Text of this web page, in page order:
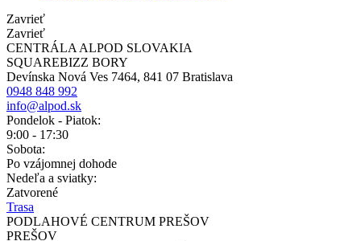
Zavrieť
Zavrieť
CENTRÁLA ALPOD SLOVAKIA
SQUAREBIZZ BORY
Devínska Nová Ves 7464, 841 07 Bratislava
0948 848 992
info@alpod.sk
Pondelok - Piatok:
9:00 - 17:30
Sobota:
Po vzájomnej dohode
Nedeľa a sviatky:
Zatvorené
Trasa
PODLAHOVÉ CENTRUM PREŠOV
PREŠOV